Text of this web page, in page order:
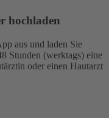
hochladen
aus und laden Sie
Stunden (werktags) eine
oder einen Hautarzt